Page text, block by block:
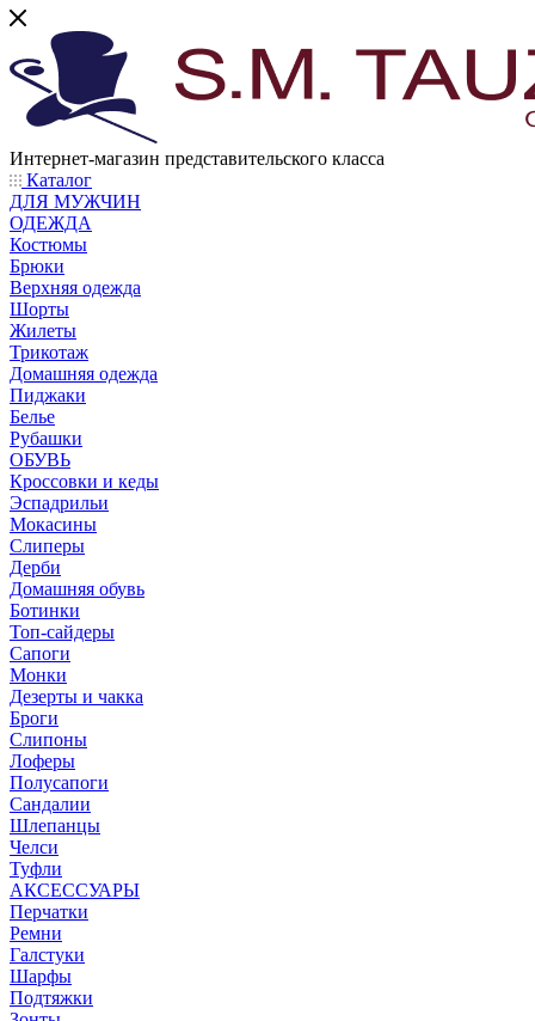
Интернет-магазин представительского класса
Каталог
ДЛЯ МУЖЧИН
ОДЕЖДА
Костюмы
Брюки
Верхняя одежда
Шорты
Жилеты
Трикотаж
Домашняя одежда
Пиджаки
Белье
Рубашки
ОБУВЬ
Кроссовки и кеды
Эспадрильи
Мокасины
Слиперы
Дерби
Домашняя обувь
Ботинки
Топ-сайдеры
Сапоги
Монки
Дезерты и чакка
Броги
Слипоны
Лоферы
Полусапоги
Сандалии
Шлепанцы
Челси
Туфли
АКСЕССУАРЫ
Перчатки
Ремни
Галстуки
Шарфы
Подтяжки